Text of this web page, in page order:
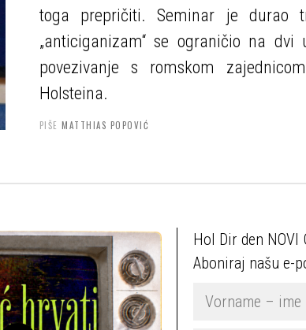
toga prepričiti. Seminar je durao
„anticiganizam“ se ograničio na dvi
povezivanje s romskom
Holsteina.
PIŠEMATTHIAS POPOVIĆ
Hol Dir den NOVI
Aboniraj našu e-